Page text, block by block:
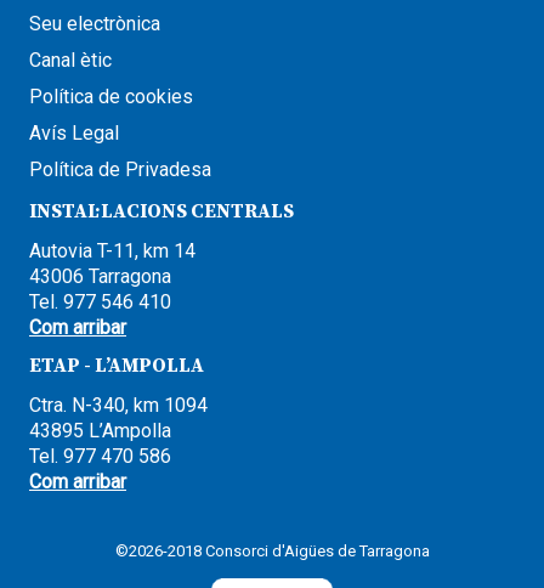
Seu electrònica
Canal ètic
Política de cookies
Avís Legal
Política de Privadesa
INSTAL·LACIONS CENTRALS
Autovia T-11, km 14
43006 Tarragona
Tel. 977 546 410
Com arribar
ETAP - L’AMPOLLA
Ctra. N-340, km 1094
43895 L’Ampolla
Tel. 977 470 586
Com arribar
©2026-2018 Consorci d'Aigües de Tarragona